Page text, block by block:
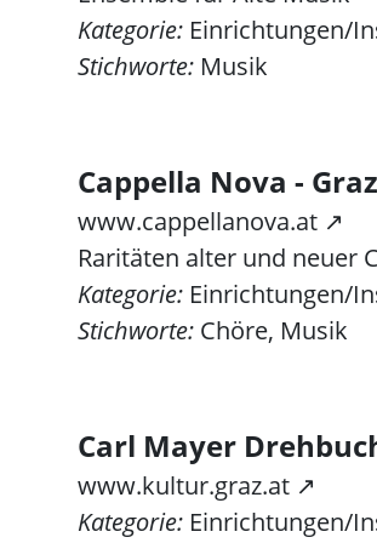
Kategorie: Einrichtungen/
Stichworte: Musik
Cappella Nova - Graz
www.cappellanova.at ↗
Raritäten alter und neuer
Kategorie: Einrichtungen/
Stichworte: Chöre, Musik
Carl Mayer
www.kultur.graz.at ↗
Kategorie: Einrichtungen/